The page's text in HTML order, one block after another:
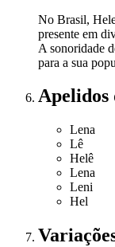
No Brasil,
presente em
A sonoridade
para a sua
Apelidos
Lena
Lê
Helê
Lena
Leni
Hel